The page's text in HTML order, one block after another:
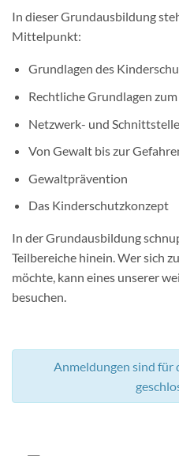
In dieser Grundausbildung
Mittelpunkt:
Grundlagen des
Rechtliche Grundlagen
Netzwerk- und
Von Gewalt bis zur
Gewaltprävention
Das Kinderschutzkonzept
In der Grundausbildung
Teilbereiche hinein. Wer sich
möchte, kann eines unserer
besuchen.
Anmeldungen sind für